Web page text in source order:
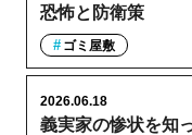
恐怖と防衛策
ゴミ屋敷
義実家の惨状を知
2026.06.18